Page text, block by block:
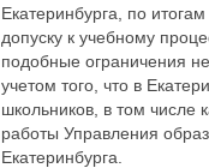
Екатеринбурга, по
допуску к учебному
подобные ограничения
учетом того, что в
школьников, в том числе
работы Управления
Екатеринбурга.